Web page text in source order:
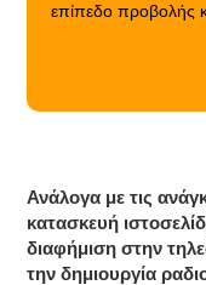
επίπεδο προβολής
Ανάλογα με τις
κατασκευή
διαφήμιση στην
την δημιουργία